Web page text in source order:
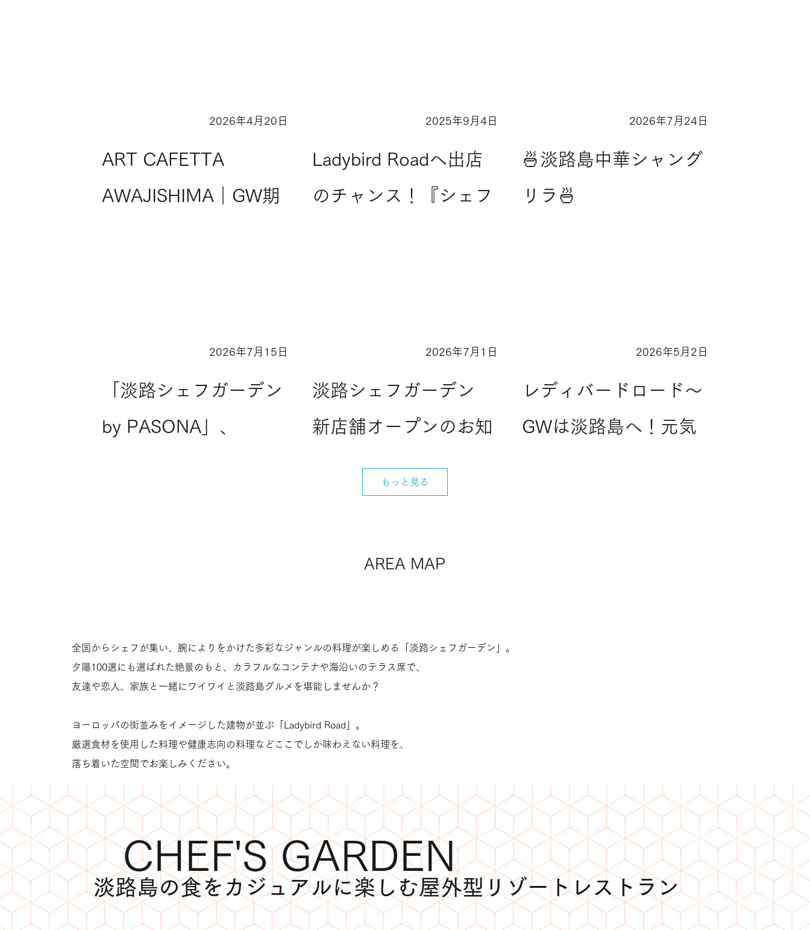
AREA MAP
全国からシェフが集い、腕によりをかけた多彩なジャンルの料理が楽しめる「淡路シェフガーデン」。
夕陽100選にも選ばれた絶景のもと、カラフルなコンテナや海沿いのテラス席で、
友達や恋人、家族と一緒にワイワイと淡路島グルメを堪能しませんか？
ヨーロッパの街並みをイメージした建物が並ぶ「Ladybird Road」。
厳選食材を使用した料理や健康志向の料理などここでしか味わえない料理を、
落ち着いた空間でお楽しみください。
淡路島の食をカジュアルに楽しむ屋外型リゾートレストラン
CHEF'S GARDEN
ART CAFETTA
AWAJISHIMA｜GW期
2026年4月20日
Ladybird Roadへ出店
のチャンス！『シェフ
2025年9月4日
🍜淡路島中華シャング
リラ🍜
2026年7月24日
「淡路シェフガーデン
by PASONA」、
2026年7月15日
淡路シェフガーデン
新店舗オープンのお知
2026年7月1日
レディバードロード～
GWは淡路島へ！元気
2026年5月2日
もっと見る